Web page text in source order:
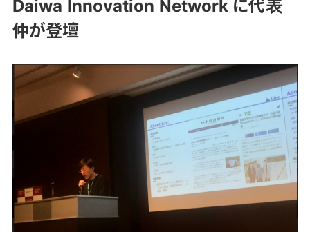
Daiwa Innovation Network に代表
仲が登壇